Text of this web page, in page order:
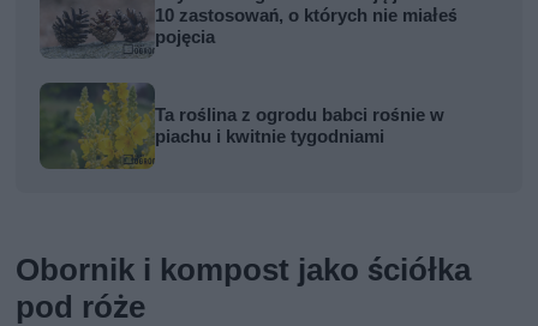
10 zastosowań, o których nie miałeś
pojęcia
Ta roślina z ogrodu babci rośnie w
piachu i kwitnie tygodniami
Obornik i kompost jako ściółka
pod róże